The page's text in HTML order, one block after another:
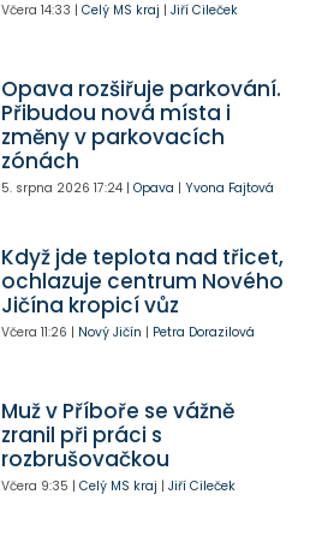
Včera 14:33 | Celý MS kraj | Jiří Cileček
Opava rozšiřuje parkování.
Přibudou nová místa i
změny v parkovacích
zónách
5. srpna 2026 17:24| Opava | Yvona Fajtová
Když jde teplota nad třicet,
ochlazuje centrum Nového
Jičína kropicí vůz
Včera 11:26 | Nový Jičín | Petra Dorazilová
Muž v Příboře se vážně
zranil při práci s
rozbrušovačkou
Včera 9:35 | Celý MS kraj | Jiří Cileček